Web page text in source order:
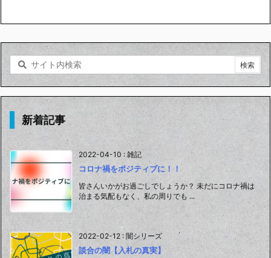
新着記事
2022-04-10 : 雑記
コロナ禍をポジティブに！！
皆さんいかがお過ごしでしょうか？ 未だにコロナ禍は
治まる気配もなく、私の周りでも ...
2022-02-12 : 闇シリーズ
談合の闇【入札の真実】